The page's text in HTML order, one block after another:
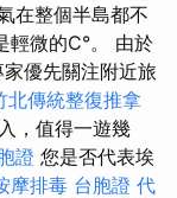
在整個半島都不
輕微的C°。 由於
優先關注附近旅
北傳統整復推拿
，值得一遊幾
證 您是否代表埃
摩排毒 台胞證 代